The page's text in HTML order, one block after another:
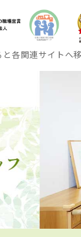
と各関連サイトへ